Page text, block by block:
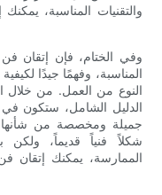
والتقنيات المناسبة،
وفي الختام، فإن إتقان فن
المناسبة، وفهمًا جيدًا
النوع من العمل. من خلال
الدليل الشامل، ستكون
جميلة ومخصصة من شأنها
شكلاً فنياً قديماً، ولكن
الممارسة، يمكنك إتقان